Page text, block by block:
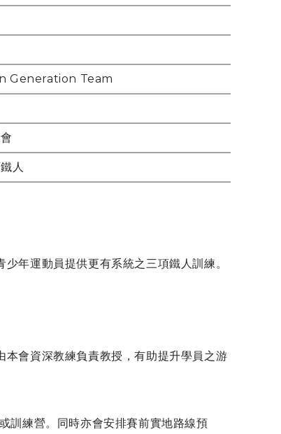
Generation Team
人
年運動員提供更有系統之三項鐵人訓練。
會資深教練負責教授，有助提升學員之游
訓練營。同時亦會安排賽前實地路線預